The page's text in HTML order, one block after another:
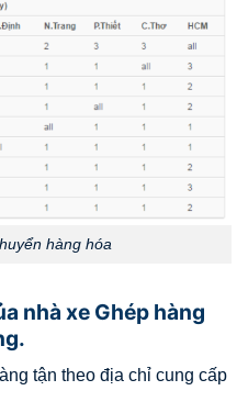
hàng hóa
nhà xe Ghép hàng
tận theo địa chỉ cung cấp